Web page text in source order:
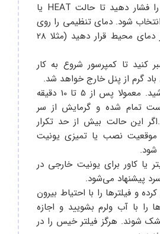
دکمه MODE را فشار دهید تا حالت HEAT یا
شود. دمای تنظیمی را روی
عددی بالاتر از دمای محیط قرار دهید (مثلا 28
کنید تا کمپرسور شروع به کار
باد گرم از پنل خارج خواهد شد.
صبر داشته باشید. معمولا پس از 5 تا 10 دقیقه
تمام شده و گرمایش از سر
این حالت بیش از حد تکرار
موقعیت نصب یا تمیزی یونیت
شود.
یا کاور برای یونیت خارجی در
پیشنهاد می‌شود.
و فیلترها را با احتیاط بیرون
را با آب ولرم بشویید و اجازه
شوند. هرگز فیلتر خیس را در